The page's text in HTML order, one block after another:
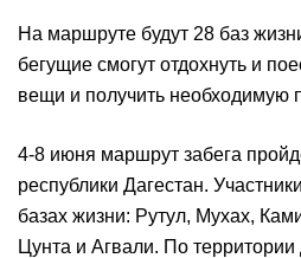
На маршруте будут 28 баз
бегущие смогут отдохнуть и
вещи и получить необходимую
4-8 июня маршрут забега
республики Дагестан.
базах жизни: Рутул, Мухах,
Цунта и Агвали. По территории